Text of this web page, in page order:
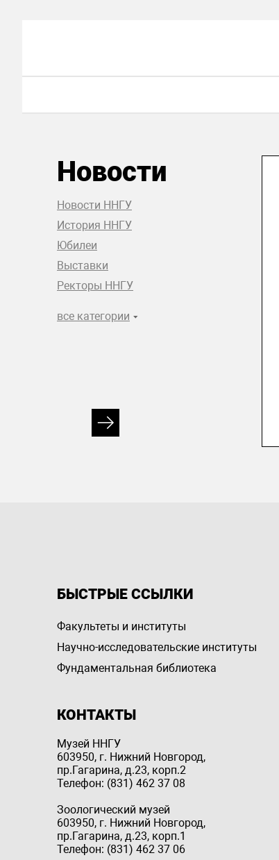
Новости
Новости ННГУ
История ННГУ
Юбилеи
Выставки
Ректоры ННГУ
все категории
БЫСТРЫЕ ССЫЛКИ
Факультеты и институты
Научно-исследовательские институты
Фундаментальная библиотека
КОНТАКТЫ
Музей ННГУ
603950, г. Нижний Новгород,
пр.Гагарина, д.23, корп.2
Телефон: (831) 462 37 08
Зоологический музей
603950, г. Нижний Новгород,
пр.Гагарина, д.23, корп.1
Телефон: (831) 462 37 06